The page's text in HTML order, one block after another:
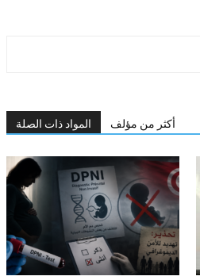
المواد ذات الصلة أكثر من مؤلف